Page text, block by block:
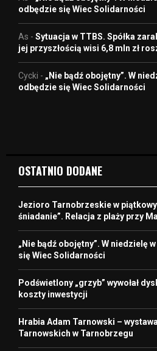
odbędzie się Wiec Solidarności
As - Sytuacja w TTBS. Spółka
jej przyszłością wisi 6,8 mln zł
Cycki - „Nie bądź obojętny”. W
odbędzie się Wiec Solidarności
OSTATNIO DODANE
Jezioro Tarnobrzeskie w
śniadanie”. Relacja z plaży przy
„Nie bądź obojętny”. W niedzielę
się Wiec Solidarności
Podświetlony „grzyb” wywołał
koszty inwestycji
Hrabia Adam Tarnowski –
Tarnowskich w Tarnobrzegu